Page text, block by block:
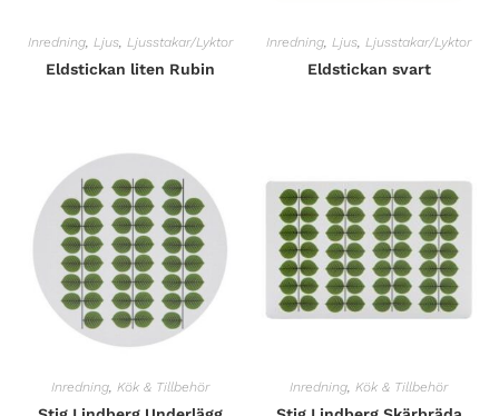
Inredning, Ljus, Ljusstakar/Lyktor
Eldstickan liten Rubin
Inredning, Ljus, Ljusstakar/Lyktor
Eldstickan svart
Inredning, Kök & Tillbehör Inredning, Kök & Tillbehör